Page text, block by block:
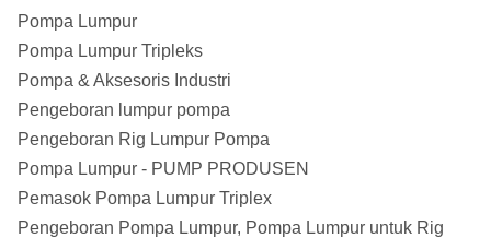
Pompa Lumpur
Pompa Lumpur Tripleks
Pompa & Aksesoris Industri
Pengeboran lumpur pompa
Pengeboran Rig Lumpur Pompa
Pompa Lumpur - PUMP PRODUSEN
Pemasok Pompa Lumpur Triplex
Pengeboran Pompa Lumpur, Pompa Lumpur untuk Rig